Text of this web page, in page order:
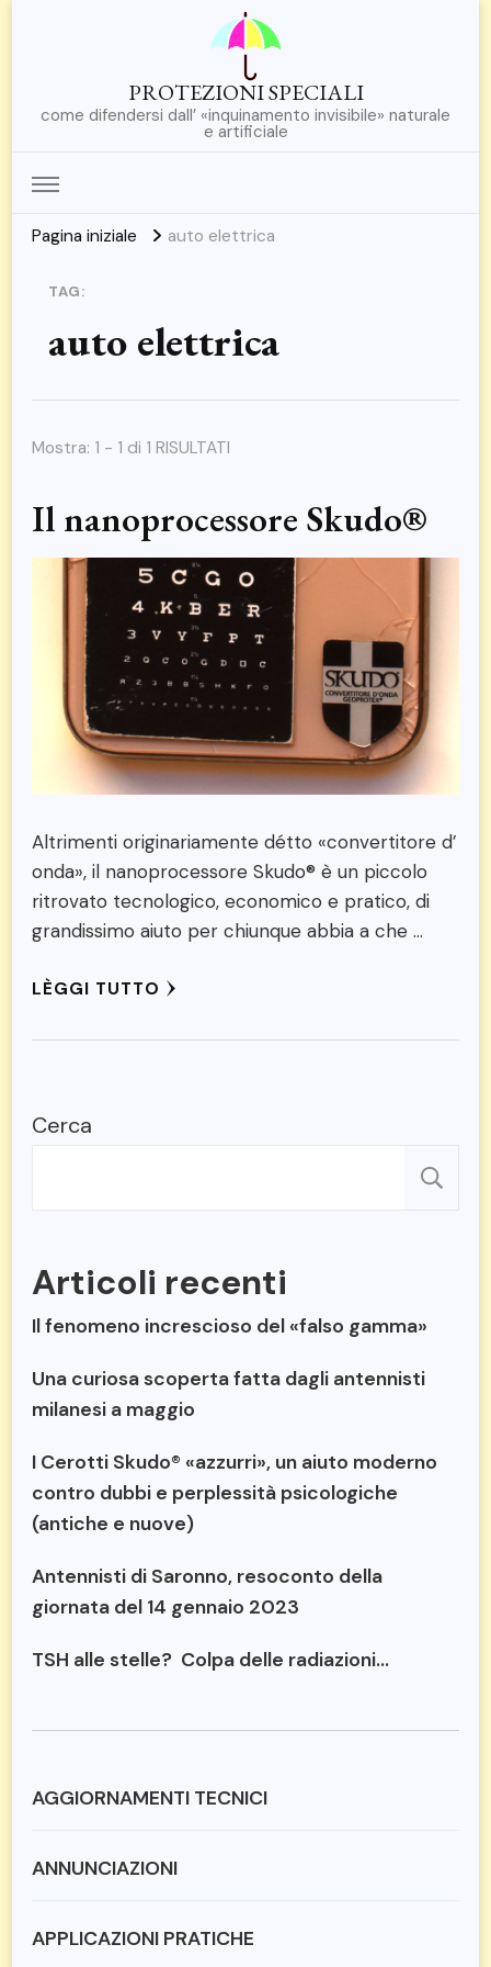
PROTEZIONI SPECIALI
come difendersi dall’ «inquinamento invisibile» naturale
e artificiale
Pagina iniziale auto elettrica
TAG:
auto elettrica
Mostra: 1 - 1 di 1 RISULTATI
Il nanoprocessore Skudo®
Altrimenti originariamente détto «convertitore d’
onda», il nanoprocessore Skudo® è un piccolo
ritrovato tecnologico, economico e pratico, di
grandissimo aiuto per chiunque abbia a che …
LÈGGI TUTTO
Cerca
Articoli recenti
Il fenomeno increscioso del «falso gamma»
Una curiosa scoperta fatta dagli antennisti
milanesi a maggio
I Cerotti Skudo® «azzurri», un aiuto moderno
contro dubbi e perplessità psicologiche
(antiche e nuove)
Antennisti di Saronno, resoconto della
giornata del 14 gennaio 2023
TSH alle stelle? Colpa delle radiazioni…
AGGIORNAMENTI TECNICI
ANNUNCIAZIONI
APPLICAZIONI PRATICHE